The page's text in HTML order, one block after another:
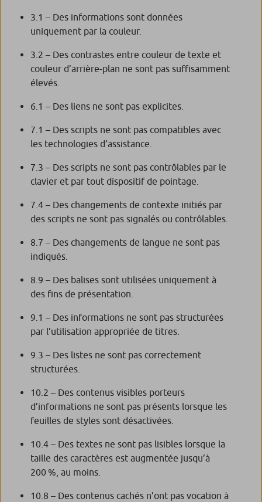
3.1 – Des informations sont données
uniquement par la couleur.
3.2 – Des contrastes entre couleur de texte et
couleur d’arrière-plan ne sont pas suffisamment
élevés.
6.1 – Des liens ne sont pas explicites.
7.1 – Des scripts ne sont pas compatibles avec
les technologies d’assistance.
7.3 – Des scripts ne sont pas contrôlables par le
clavier et par tout dispositif de pointage.
7.4 – Des changements de contexte initiés par
des scripts ne sont pas signalés ou contrôlables.
8.7 – Des changements de langue ne sont pas
indiqués.
8.9 – Des balises sont utilisées uniquement à
des fins de présentation.
9.1 – Des informations ne sont pas structurées
par l’utilisation appropriée de titres.
9.3 – Des listes ne sont pas correctement
structurées.
10.2 – Des contenus visibles porteurs
d’informations ne sont pas présents lorsque les
feuilles de styles sont désactivées.
10.4 – Des textes ne sont pas lisibles lorsque la
taille des caractères est augmentée jusqu’à
200 %, au moins.
10.8 – Des contenus cachés n’ont pas vocation à